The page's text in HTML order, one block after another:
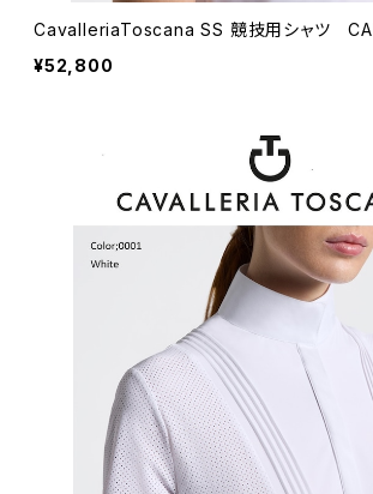
CavalleriaToscana SS 競技用シャツ
¥52,800